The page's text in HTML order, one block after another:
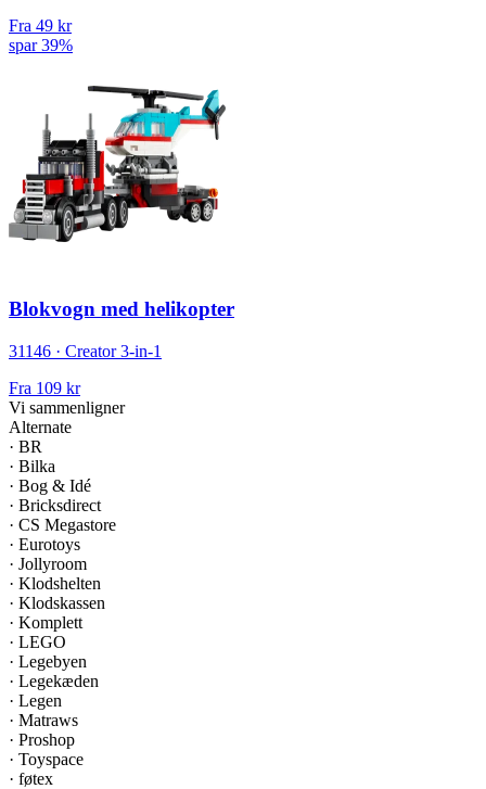
Fra 49 kr
spar 39%
Blokvogn med helikopter
31146 · Creator 3-in-1
Fra 109 kr
Vi sammenligner
Alternate
· BR
· Bilka
· Bog & Idé
· Bricksdirect
· CS Megastore
· Eurotoys
· Jollyroom
· Klodshelten
· Klodskassen
· Komplett
· LEGO
· Legebyen
· Legekæden
· Legen
· Matraws
· Proshop
· Toyspace
· føtex